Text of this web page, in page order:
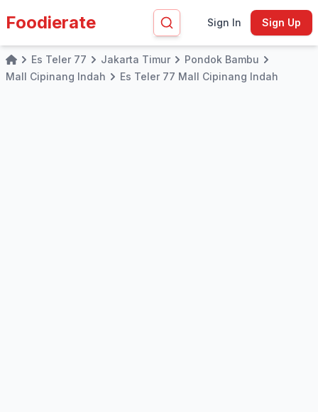
Foodierate Sign In Sign Up
HomeEs Teler 77 Jakarta Timur
Pondok Bambu
Mall Cipinang Indah
Es Teler 77 Mall Cipinang Indah